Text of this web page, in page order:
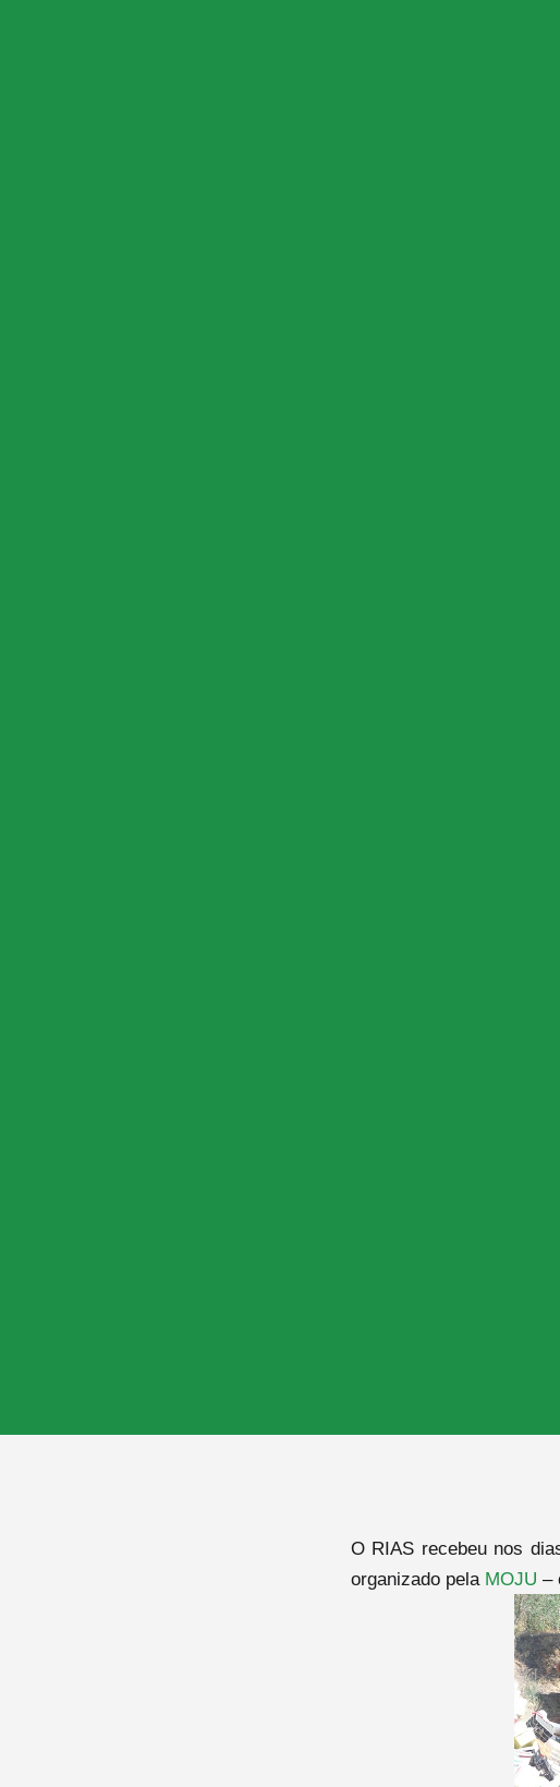
O RIAS recebeu nos
organizado pela MOJU –